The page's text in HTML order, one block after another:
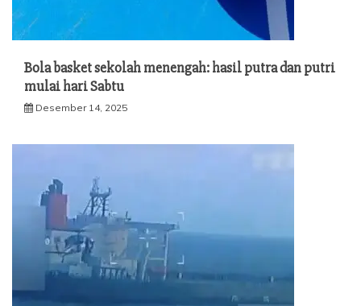
Bola basket sekolah menengah: hasil putra dan putri
mulai hari Sabtu
Desember 14, 2025